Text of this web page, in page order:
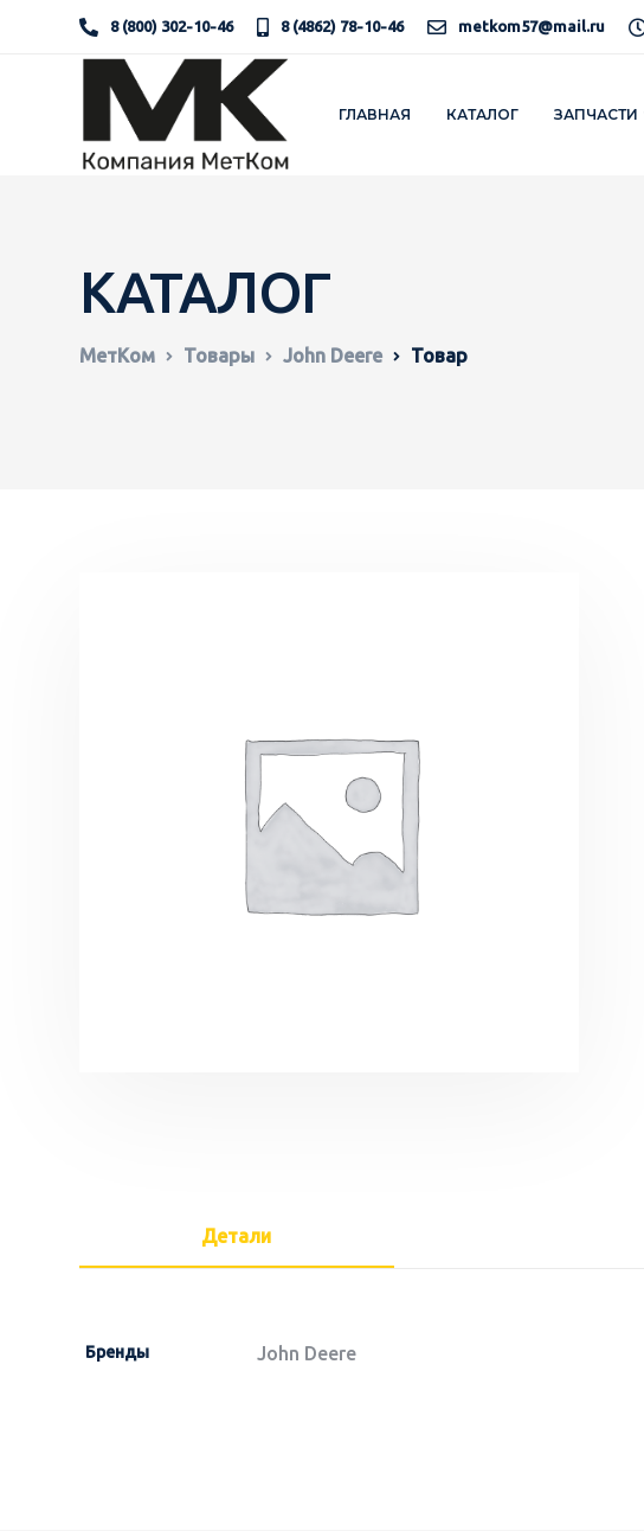
8 (800) 302-10-46 8 (4862) 78-10-46 metkom57@mail.ru
ГЛАВНАЯ КАТАЛОГ ЗАПЧАСТИ
КАТАЛОГ
МетКом Товары John Deere Товар
Детали
Бренды John Deere